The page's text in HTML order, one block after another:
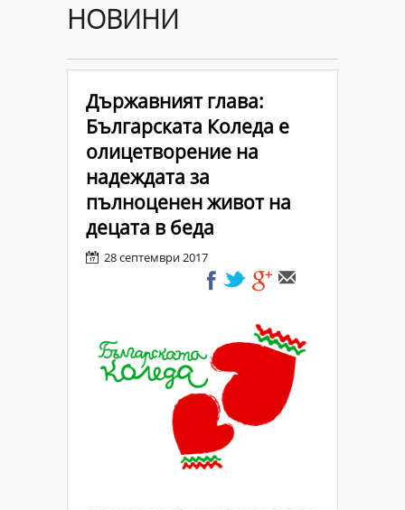
Цели на
Коледа"
Дарители на
"Българската
Коледа"2017/2018
г.
НОВИНИ
Държавният глава:
Българската Коледа е
олицетворение на
надеждата за
пълноценен живот на
децата в беда
28 септември 2017